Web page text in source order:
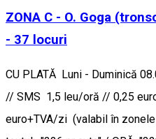
ZONA C - O. Goga
- 37 locuri
CU PLATĂ Luni - Duminică
// SMS 1,5 leu/oră // 0,25
euro+TVA/zi (valabil în